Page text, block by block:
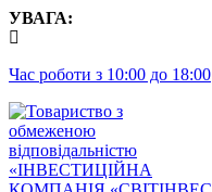
Перейти
до
УВАГА:
Час роботи з 10:00 до 18:00